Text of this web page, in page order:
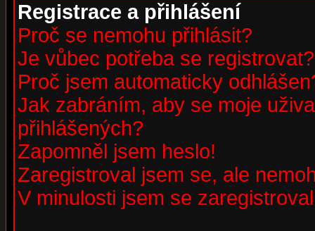
Registrace a přihlášení
Proč se nemohu přihlásit?
Je vůbec potřeba se registrovat?
Proč jsem automaticky
Jak zabráním, aby se moje
přihlášených?
Zapomněl jsem heslo!
Zaregistroval jsem se, ale
V minulosti jsem se